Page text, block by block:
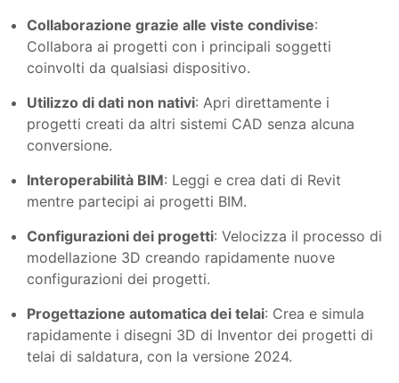
Collaborazione grazie alle viste condivise:
Collabora ai progetti con i principali soggetti
coinvolti da qualsiasi dispositivo.
Utilizzo di dati non nativi: Apri direttamente i
progetti creati da altri sistemi CAD senza alcuna
conversione.
Interoperabilità BIM: Leggi e crea dati di Revit
mentre partecipi ai progetti BIM.
Configurazioni dei progetti: Velocizza il processo di
modellazione 3D creando rapidamente nuove
configurazioni dei progetti.
Progettazione automatica dei telai: Crea e simula
rapidamente i disegni 3D di Inventor dei progetti di
telai di saldatura, con la versione 2024.